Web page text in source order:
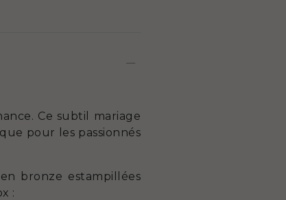
Ce subtil mariage
pour les passionnés
bronze estampillées
: